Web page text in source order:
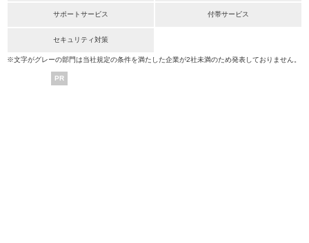
サポートサービス 付帯サービス
セキュリティ対策
※文字がグレーの部門は当社規定の条件を満たした企業が2社未満のため発表しておりません。
PR